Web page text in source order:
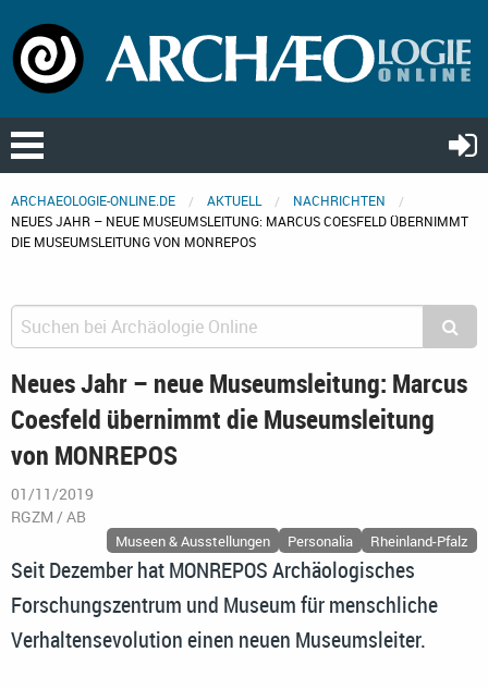
ARCHAEOLOGIE-ONLINE.DE AKTUELL
NACHRICHTEN
NEUES JAHR – NEUE MUSEUMSLEITUNG: MARCUS COESFELD ÜBERNIMMT
DIE MUSEUMSLEITUNG VON MONREPOS
Neues Jahr – neue Museumsleitung: Marcus
Coesfeld übernimmt die Museumsleitung
von MONREPOS
01/11/2019
RGZM / AB
Museen & Ausstellungen Personalia Rheinland-Pfalz
Seit Dezember hat MONREPOS Archäologisches
Forschungszentrum und Museum für menschliche
Verhaltensevolution einen neuen Museumsleiter.